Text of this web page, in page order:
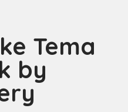
Tema
by